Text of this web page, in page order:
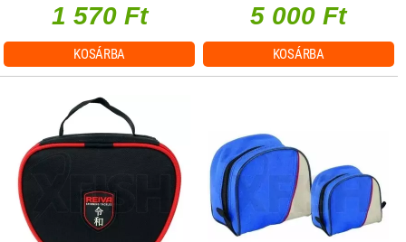
1 570 Ft
KOSÁRBA
5 000 Ft
KOSÁRBA